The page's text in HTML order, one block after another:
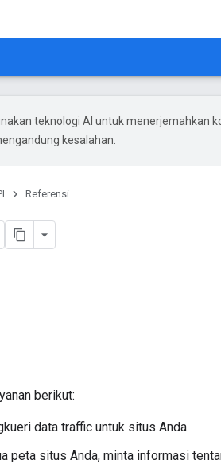
teknologi AI untuk menerjemahkan
kesalahan.
Referensi
berikut:
data traffic untuk situs Anda.
peta situs Anda, minta informasi